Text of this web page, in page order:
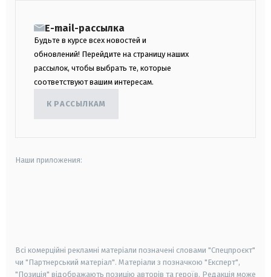
E-mail-рассылка
Будьте в курсе всех новостей и
обновлений! Перейдите на страницу наших
рассылок, чтобы выбрать те, которые
соответствуют вашим интересам.
К РАССЫЛКАМ
Наши приложения:
Всі комерційні рекламні матеріали позначені словами "Спецпроєкт"
чи "Партнерський матеріал". Матеріали з позначкою "Експерт",
"Позиція" відображають позицію авторів та героїв. Редакція може